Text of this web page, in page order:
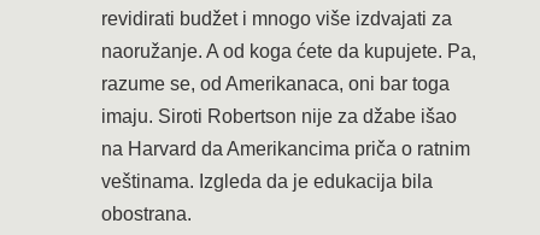
revidirati budžet i mnogo više izdvajati za
naoružanje. A od koga ćete da kupujete. Pa,
razume se, od Amerikanaca, oni bar toga
imaju. Siroti Robertson nije za džabe išao
na Harvard da Amerikancima priča o ratnim
veštinama. Izgleda da je edukacija bila
obostrana.